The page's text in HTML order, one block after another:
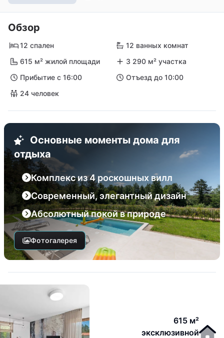
Обзор
12 спален
12 ванных комнат
615 м² жилой площади
3 290 м² участка
Прибытие с 16:00
Отъезд до 10:00
24 человек
Основные моменты дома для
отдыха
Комплекс из 4 роскошных вилл
Современный, элегантный дизайн
Абсолютный покой в природе
Фотогалерея
615 м²
эксклюзивной